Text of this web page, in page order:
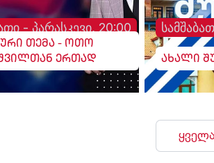
- პარასკევი, 20:00
თემა - ოთო
ერთად
ახალი